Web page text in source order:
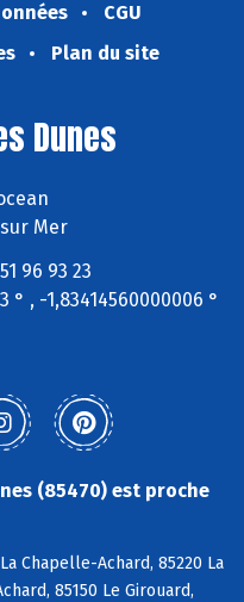
CGU
Plan du site
Dunes
Mer
96 93 23
° , -1,83414560000006 °
(85470) est proche
Chapelle-Achard, 85220 La
85150 Le Girouard,